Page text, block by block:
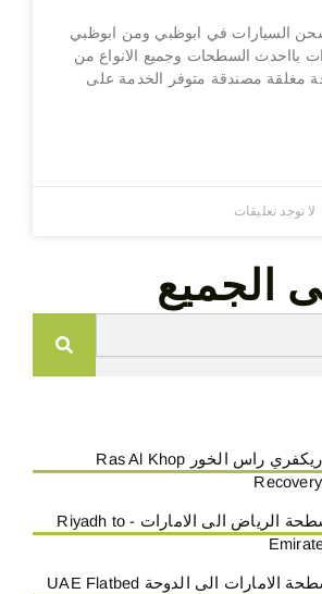
السيارات في ابوظبي ومن ابوظبي
بااحدث السطحات وجميع الانواع من
مغلقة مصندقة متوفر الخدمة على
لا توجد تعليقات
الجميع
ريكفري راس الخور Ras Al Khop
Recovery
سطحة الرياض الى الامارات - Riyadh to
سطحة الامارات الى الدوحة UAE Flatbed